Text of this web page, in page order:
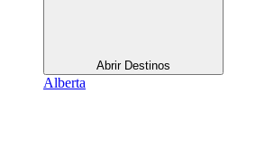
Abrir Destinos
Alberta